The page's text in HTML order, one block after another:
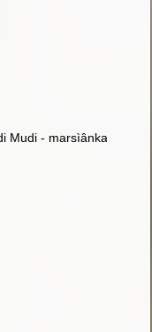
o przyjaźni = Bal u
Mudi - marsìânka